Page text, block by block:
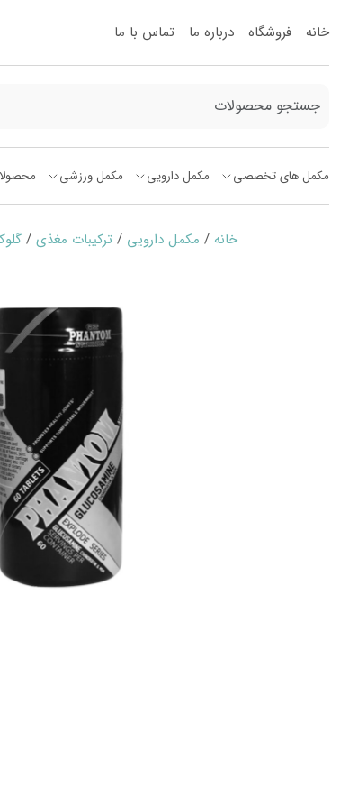
خانه فروشگاه درباره ما تماس با ما
مکمل های تخصصی مکمل دارویی مکمل ورزشی
خانه / مکمل دارویی / ترکیبات مغذی /